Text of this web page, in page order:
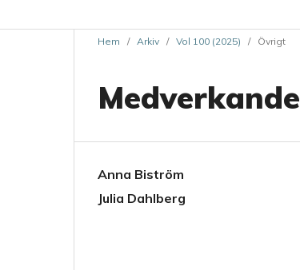
Hem / Arkiv / Vol 100 (2025) / Övrigt
Medverkande
Anna Biström
Julia Dahlberg